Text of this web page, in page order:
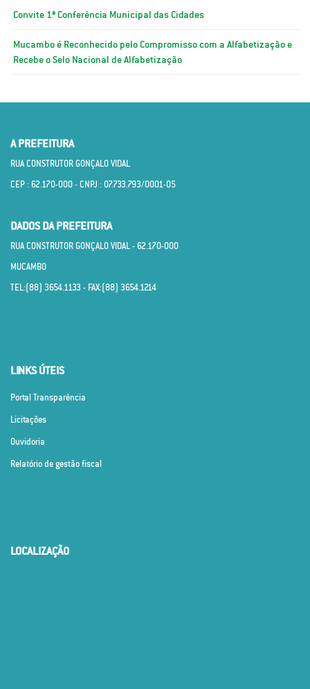
Convite 1ª Conferência Municipal das Cidades
Mucambo é Reconhecido pelo Compromisso com a Alfabetização e
Recebe o Selo Nacional de Alfabetização
A PREFEITURA
RUA CONSTRUTOR GONÇALO VIDAL
CEP : 62.170­-000 - CNPJ : 07.733.793/0001­-05
DADOS DA PREFEITURA
RUA CONSTRUTOR GONÇALO VIDAL - 62.170­-000
MUCAMBO
TEL:(88) 3654.1133 - FAX:(88) 3654.1214
LINKS ÚTEIS
Portal Transparência
Licitações
Ouvidoria
Relatório de gestão fiscal
LOCALIZAÇÃO